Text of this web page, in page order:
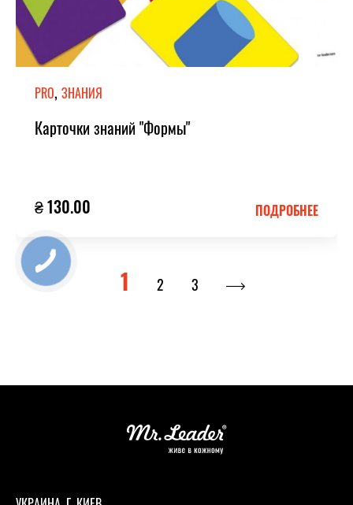
PRO, ЗНАНИЯ
Карточки знаний "Формы"
₴ 130.00 ПОДРОБНЕЕ
1 2 3